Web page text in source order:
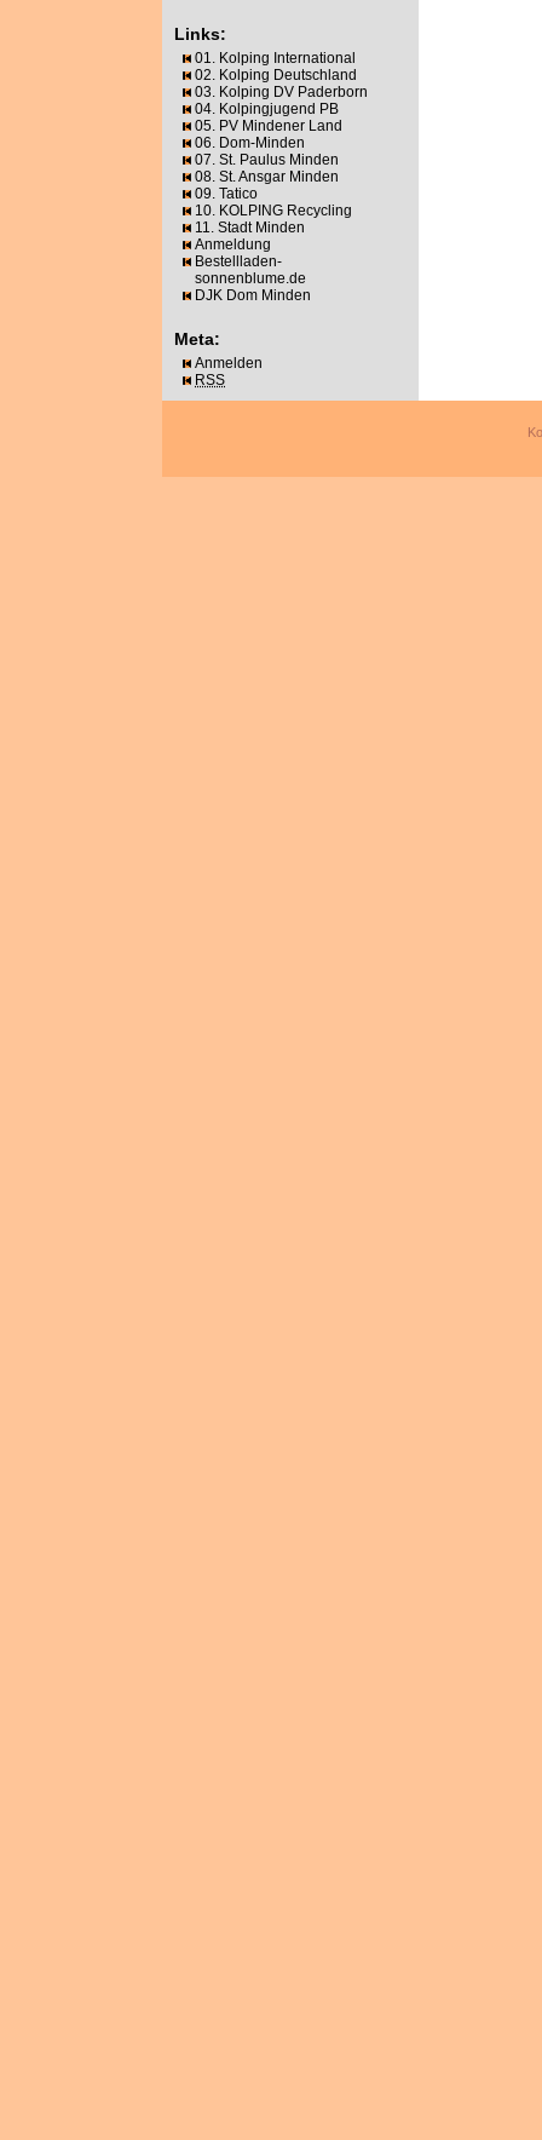
Links:
01. Kolping International
02. Kolping Deutschland
03. Kolping DV Paderborn
04. Kolpingjugend PB
05. PV Mindener Land
06. Dom-Minden
07. St. Paulus Minden
08. St. Ansgar Minden
09. Tatico
10. KOLPING Recycling
11. Stadt Minden
Anmeldung
Bestellladen-
sonnenblume.de
DJK Dom Minden
Meta:
Anmelden
RSS